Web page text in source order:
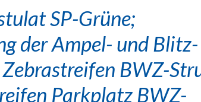
SP-Grüne;
der Ampel- und Blitz-
BWZ-
Parkplatz BWZ-